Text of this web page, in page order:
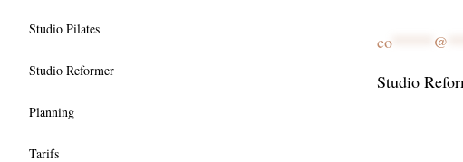
Studio Pilates
Studio Reformer
Planning
Tarifs
co
@
Studio
06